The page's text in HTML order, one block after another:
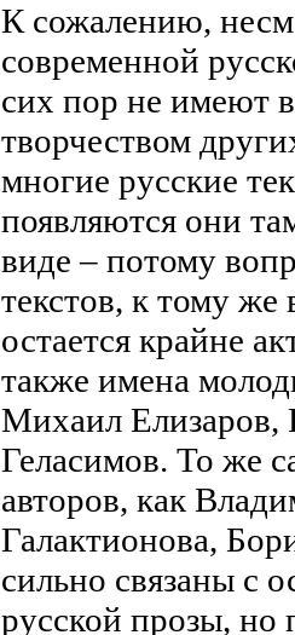
К сожалению,
современной
сих пор не имеют
творчеством
многие русские
появляются они
виде – потому
текстов, к тому же
остается крайне
также имена
Михаил Елизаров,
Геласимов. То же
авторов, как
Галактионова,
сильно связаны с
русской прозы, но